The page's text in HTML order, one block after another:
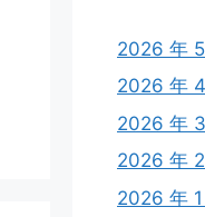
2026 年
2026 年 4
2026 年
2026 年 2
2026 年 1